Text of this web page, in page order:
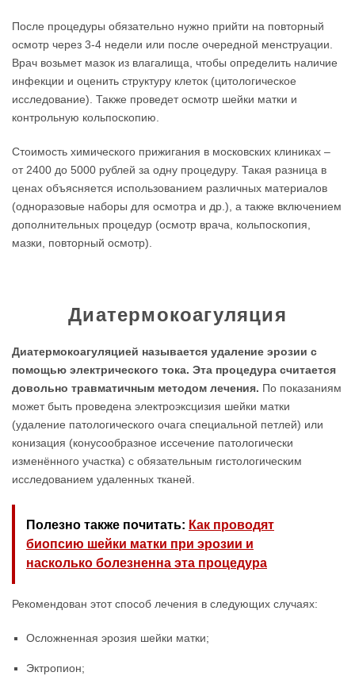
После процедуры обязательно нужно прийти на повторный
осмотр через 3-4 недели или после очередной менструации.
Врач возьмет мазок из влагалища, чтобы определить наличие
инфекции и оценить структуру клеток (цитологическое
исследование). Также проведет осмотр шейки матки и
контрольную кольпоскопию.
Стоимость химического прижигания в московских клиниках –
от 2400 до 5000 рублей за одну процедуру. Такая разница в
ценах объясняется использованием различных материалов
(одноразовые наборы для осмотра и др.), а также включением
дополнительных процедур (осмотр врача, кольпоскопия,
мазки, повторный осмотр).
Диатермокоагуляция
Диатермокоагуляцией называется удаление эрозии с
помощью электрического тока. Эта процедура считается
довольно травматичным методом лечения. По показаниям
может быть проведена электроэксцизия шейки матки
(удаление патологического очага специальной петлей) или
конизация (конусообразное иссечение патологически
изменённого участка) с обязательным гистологическим
исследованием удаленных тканей.
Полезно также почитать: Как проводят
биопсию шейки матки при эрозии и
насколько болезненна эта процедура
Рекомендован этот способ лечения в следующих случаях:
Осложненная эрозия шейки матки;
Эктропион;